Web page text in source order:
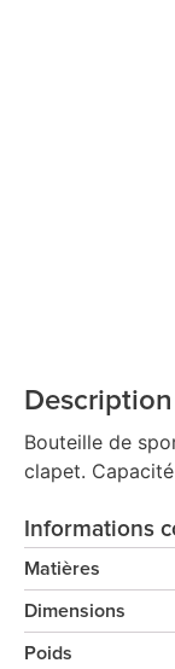
Description
Bouteille de
clapet.
Informations
Matières
Dimensions
Poids